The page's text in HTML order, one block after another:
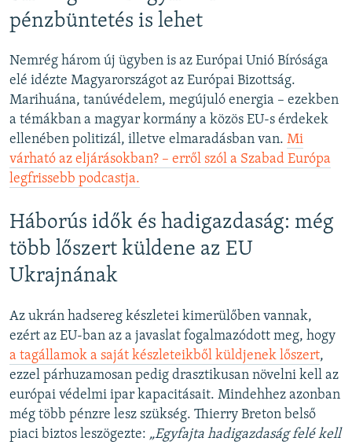
pénzbüntetés is lehet
Nemrég három új ügyben is az Európai Unió Bírósága
elé idézte Magyarországot az Európai Bizottság.
Marihuána, tanúvédelem, megújuló energia – ezekben
a témákban a magyar kormány a közös EU-s érdekek
ellenében politizál, illetve elmaradásban van. Mi
várható az eljárásokban? – erről szól a Szabad Európa
legfrissebb podcastja.
Háborús idők és hadigazdaság: még
több lőszert küldene az EU
Ukrajnának
Az ukrán hadsereg készletei kimerülőben vannak,
ezért az EU-ban az a javaslat fogalmazódott meg, hogy
a tagállamok a saját készleteikből küldjenek lőszert,
ezzel párhuzamosan pedig drasztikusan növelni kell az
európai védelmi ipar kapacitásait. Mindehhez azonban
még több pénzre lesz szükség. Thierry Breton belső
piaci biztos leszögezte: „Egyfajta hadigazdaság felé kell